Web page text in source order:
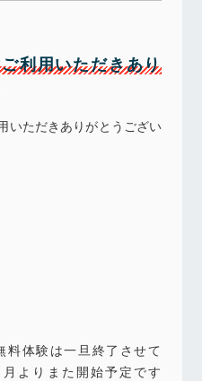
利用いただきあり
料体験は一旦終了させて
よりまた開始予定です